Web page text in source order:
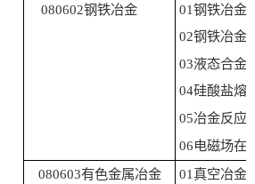
080602钢铁冶金 01钢铁冶金
02钢铁冶金
03液态合金
04硅酸盐熔
05冶金反应
06电磁场在
080603有色金属冶金 01真空冶金